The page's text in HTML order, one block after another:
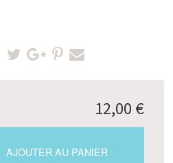
12,00 €
AJOUTER AU PANIER